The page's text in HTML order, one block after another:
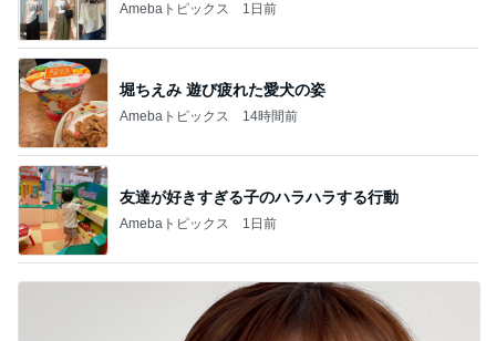
Amebaトピックス 1日前
堀ちえみ 遊び疲れた愛犬の姿
Amebaトピックス 14時間前
友達が好きすぎる子のハラハラする行動
Amebaトピックス 1日前